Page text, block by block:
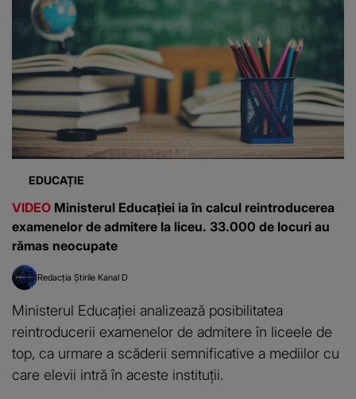
EDUCAȚIE
VIDEO Ministerul Educației ia în calcul reintroducerea
examenelor de admitere la liceu. 33.000 de locuri au
rămas neocupate
Redacția Știrile Kanal D
Ministerul Educației analizează posibilitatea
reintroducerii examenelor de admitere în liceele de
top, ca urmare a scăderii semnificative a mediilor cu
care elevii intră în aceste instituții.